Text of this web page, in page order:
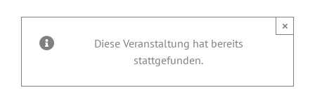
Diese Veranstaltung hat bereits
stattgefunden.
×